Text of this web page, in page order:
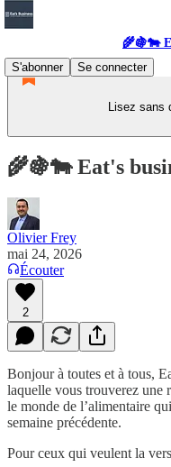
🌾🍇🐄
S'abonner
Se connecter
Lisez sans
🌾🍇🐄 Eat's
Olivier Frey
mai 24, 2026
Écouter
2
Bonjour à toutes et à tous,
laquelle vous trouverez une
le monde de l’alimentaire
semaine précédente.
Pour ceux qui veulent la